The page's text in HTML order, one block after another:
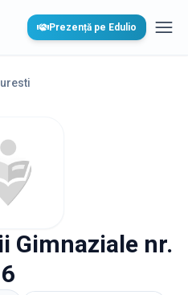
Prezență pe Edulio
Gimnaziale nr.
6